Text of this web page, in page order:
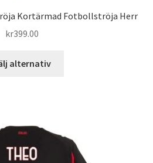
Kortärmad Fotbollströja Herr
kr399.00
alternativ
De
olika